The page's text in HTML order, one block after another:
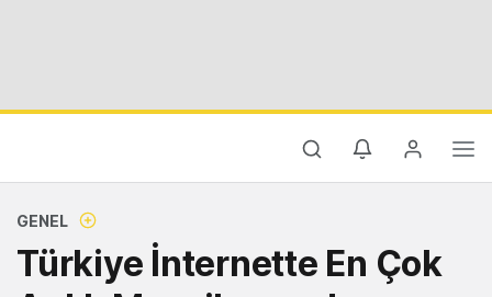
GENEL
Türkiye İnternette En Çok